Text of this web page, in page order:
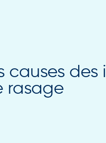
causes
rasage